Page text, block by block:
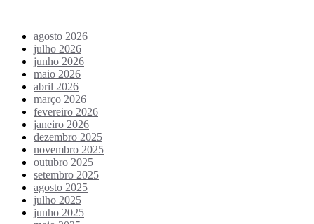
agosto 2026
julho 2026
junho 2026
maio 2026
abril 2026
março 2026
fevereiro 2026
janeiro 2026
dezembro 2025
novembro 2025
outubro 2025
setembro 2025
agosto 2025
julho 2025
junho 2025